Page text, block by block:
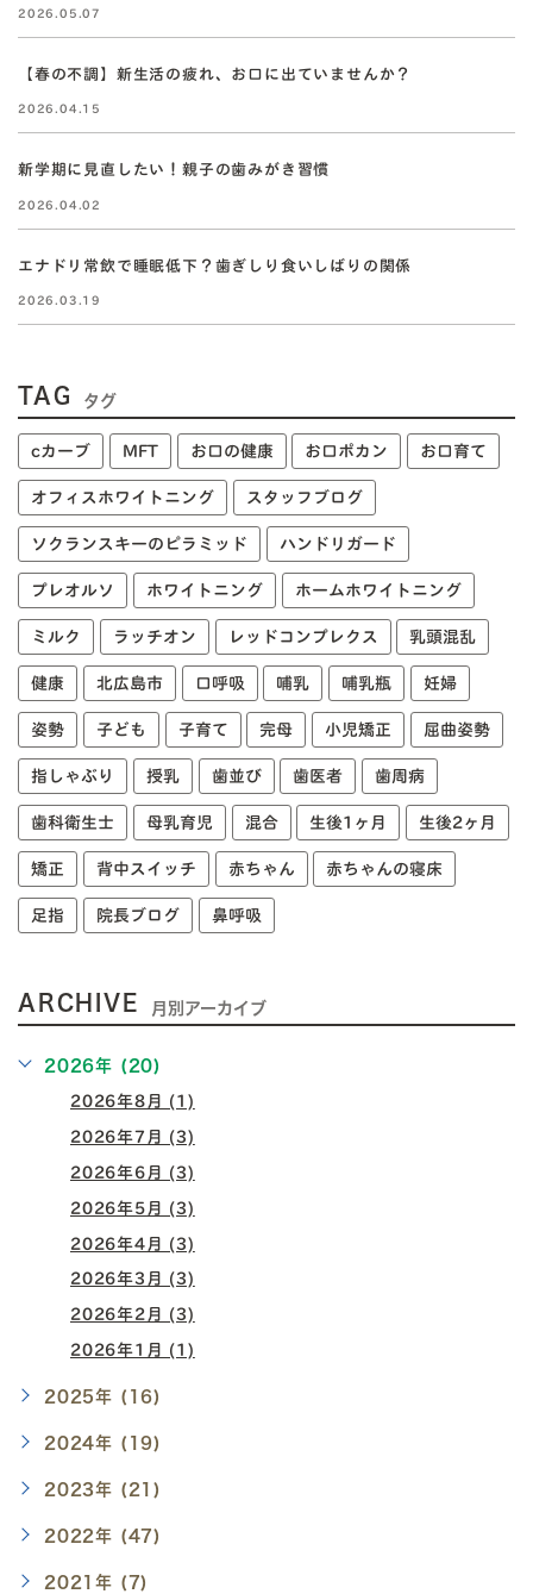
2026.05.07
【春の不調】新生活の疲れ、お口に出ていませんか？
2026.04.15
新学期に見直したい！親子の歯みがき習慣
2026.04.02
エナドリ常飲で睡眠低下？歯ぎしり食いしばりの関係
2026.03.19
TAG タグ
cカーブ MFT お口の健康 お口ポカン お口育て
オフィスホワイトニング スタッフブログ
ソクランスキーのピラミッド ハンドリガード
プレオルソ ホワイトニング ホームホワイトニング
ミルク ラッチオン レッドコンプレクス 乳頭混乱
健康 北広島市 口呼吸 哺乳 哺乳瓶 妊婦
姿勢 子ども 子育て 完母 小児矯正 屈曲姿勢
指しゃぶり 授乳 歯並び 歯医者 歯周病
歯科衛生士 母乳育児 混合 生後1ヶ月 生後2ヶ月
矯正 背中スイッチ 赤ちゃん 赤ちゃんの寝床
足指 院長ブログ 鼻呼吸
ARCHIVE 月別アーカイブ
2026年 (20)
2026年8月 (1)
2026年7月 (3)
2026年6月 (3)
2026年5月 (3)
2026年4月 (3)
2026年3月 (3)
2026年2月 (3)
2026年1月 (1)
2025年 (16)
2024年 (19)
2023年 (21)
2022年 (47)
2021年 (7)